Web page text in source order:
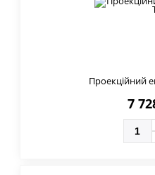
Проекційний
7